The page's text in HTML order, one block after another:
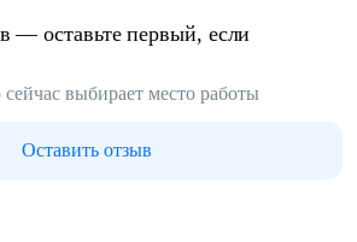
— оставьте первый, если
выбирает место работы
Оставить отзыв